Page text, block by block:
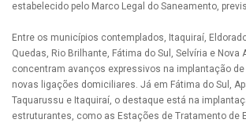
estabelecido pelo Marco Legal do Saneamento,
Entre os municípios contemplados, Itaquiraí,
Quedas, Rio Brilhante, Fátima do Sul, Selvíria e Nova
concentram avanços expressivos na implantação
novas ligações domiciliares. Já em Fátima do Sul,
Taquarussu e Itaquiraí, o destaque está na
estruturantes, como as Estações de Tratamento de